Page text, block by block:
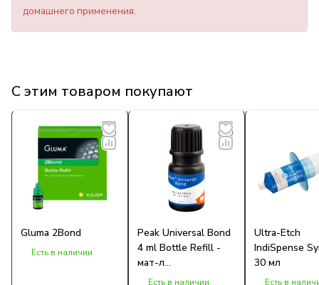
домашнего применения.
С этим товаром покупают
Gluma 2Bond
Есть в наличии
Peak Universal Bond
4 ml Bottle Refill -
мат-л
стоматологический
Есть в наличии
Ultra-Etch
IndiSpense
30 мл
Есть в